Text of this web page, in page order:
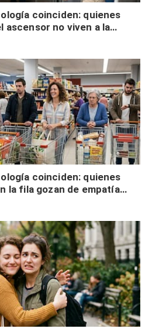
coinciden: quienes
ascensor no viven a la
social
coinciden: quienes
la fila gozan de empatía
solo tienen autocontrol